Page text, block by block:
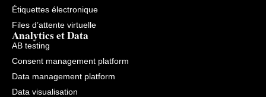
Étiquettes électronique
Files d’attente virtuelle
Analytics et Data
AB testing
Consent management platform
Data management platform
Data visualisation